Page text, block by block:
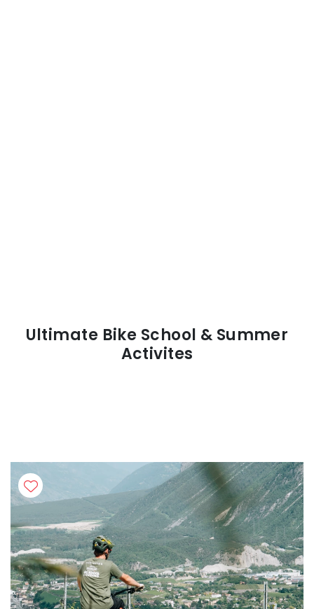
Ultimate Bike School & Summer
Activites